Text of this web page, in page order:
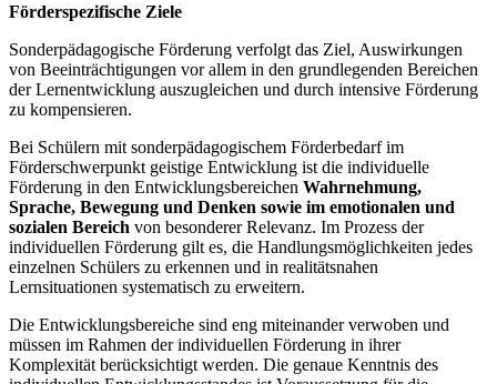
Förderspezifische Ziele
Sonderpädagogische Förderung verfolgt das Ziel, Auswirkungen
von Beeinträchtigungen vor allem in den grundlegenden Bereichen
der Lernentwicklung auszugleichen und durch intensive Förderung
zu kompensieren.
Bei Schülern mit sonderpädagogischem Förderbedarf im
Förderschwerpunkt geistige Entwicklung ist die individuelle
Förderung in den Entwicklungsbereichen Wahrnehmung,
Sprache, Bewegung und Denken sowie im emotionalen und
sozialen Bereich von besonderer Relevanz. Im Prozess der
individuellen Förderung gilt es, die Handlungsmöglichkeiten jedes
einzelnen Schülers zu erkennen und in realitätsnahen
Lernsituationen systematisch zu erweitern.
Die Entwicklungsbereiche sind eng miteinander verwoben und
müssen im Rahmen der individuellen Förderung in ihrer
Komplexität berücksichtigt werden. Die genaue Kenntnis des